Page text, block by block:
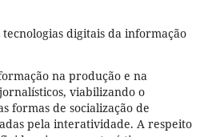
tecnologias digitais da informação
na produção e na
viabilizando o
formas de socialização de
pela interatividade. A respeito